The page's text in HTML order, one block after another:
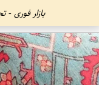
بازار فوری